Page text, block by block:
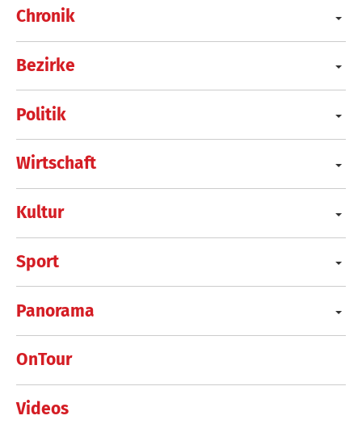
Chronik
Bezirke
Politik
Wirtschaft
Kultur
Sport
Panorama
OnTour
Videos